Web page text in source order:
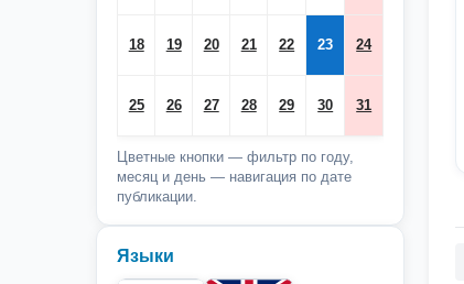
18 19 20 21 22 23 24
25 26 27 28 29 30 31
Цветные кнопки — фильтр по году,
месяц и день — навигация по дате
публикации.
Языки